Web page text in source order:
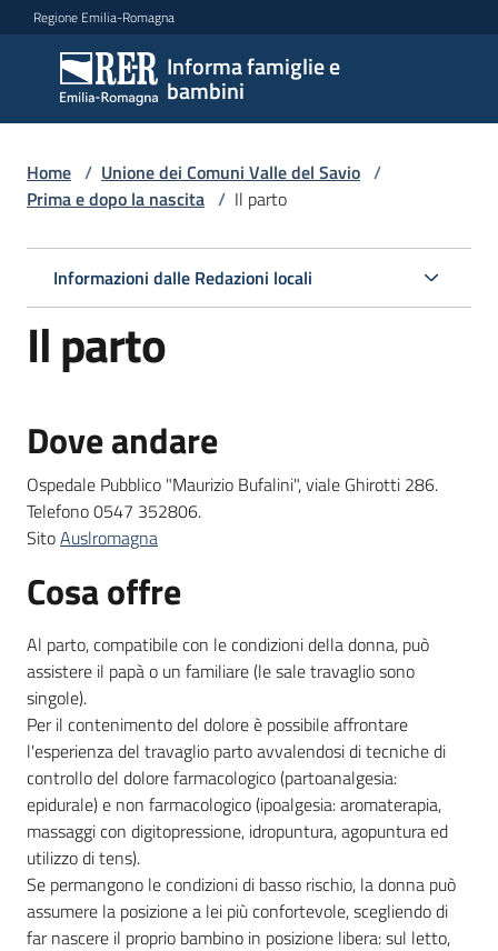
Vai al contenuto
Vai alla navigazione
Vai al footer
Regione Emilia-Romagna
Informa famiglie e
bambini
Informa
famiglie
e
bambini
Argomenti
Servizi
per
le
famiglie
Informazioni
locali
Newsletter
Home / Unione dei Comuni Valle del Savio /
Prima e dopo la nascita / Il parto
Informazioni dalle Redazioni locali
Il parto
Dove andare
Ospedale Pubblico "Maurizio Bufalini", viale Ghirotti 286.
Telefono 0547 352806.
SitoAuslromagna
Cosa offre
Al parto, compatibile con le condizioni della donna, può
assistere il papà o un familiare (le sale travaglio sono
singole).
Per il contenimento del dolore è possibile affrontare
l'esperienza del travaglio parto avvalendosi di tecniche di
controllo del dolore farmacologico (partoanalgesia:
epidurale) e non farmacologico (ipoalgesia: aromaterapia,
massaggi con digitopressione, idropuntura, agopuntura ed
utilizzo di tens).
Se permangono le condizioni di basso rischio, la donna può
assumere la posizione a lei più confortevole, scegliendo di
far nascere il proprio bambino in posizione libera: sul letto,